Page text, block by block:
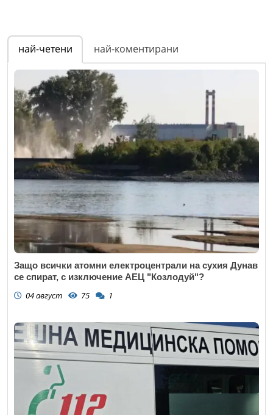
най-четени най-коментирани
Защо всички атомни електроцентрали на сухия Дунав
се спират, с изключение АЕЦ "Козлодуй"?
04 август 75 1